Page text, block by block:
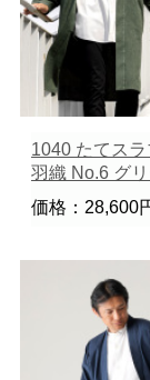
1040 たてス
羽織 No.6 グ
価格：28,600